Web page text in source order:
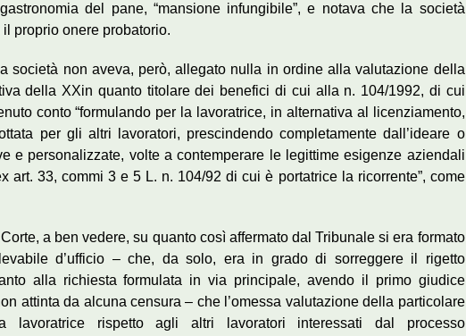
del pane, “mansione infungibile”, e notava che la società
proprio onere probatorio.
società non aveva, però, allegato nulla in ordine alla valutazione della
della XXin quanto titolare dei benefici di cui alla n. 104/1992, di cui
conto “formulando per la lavoratrice, in alternativa al licenziamento,
per gli altri lavoratori, prescindendo completamente dall’ideare o
e personalizzate, volte a contemperare le legittime esigenze aziendali
art. 33, commi 3 e 5 L. n. 104/92 di cui è portatrice la ricorrente”, come
a ben vedere, su quanto così affermato dal Tribunale si era formato
d’ufficio – che, da solo, era in grado di sorreggere il rigetto
alla richiesta formulata in via principale, avendo il primo giudice
attinta da alcuna censura – che l’omessa valutazione della particolare
lavoratrice rispetto agli altri lavoratori interessati dal processo